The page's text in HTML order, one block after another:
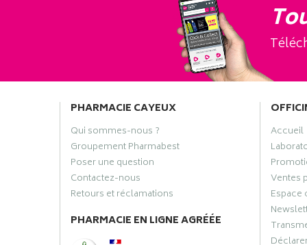
PHARMACIE CAYEUX
Qui sommes-nous ?
Groupement Pharmabest
Poser une question
Contactez-nous
Retours et réclamations
PHARMACIE EN LIGNE AGRÉÉE
Accueil
Ventes
Espace